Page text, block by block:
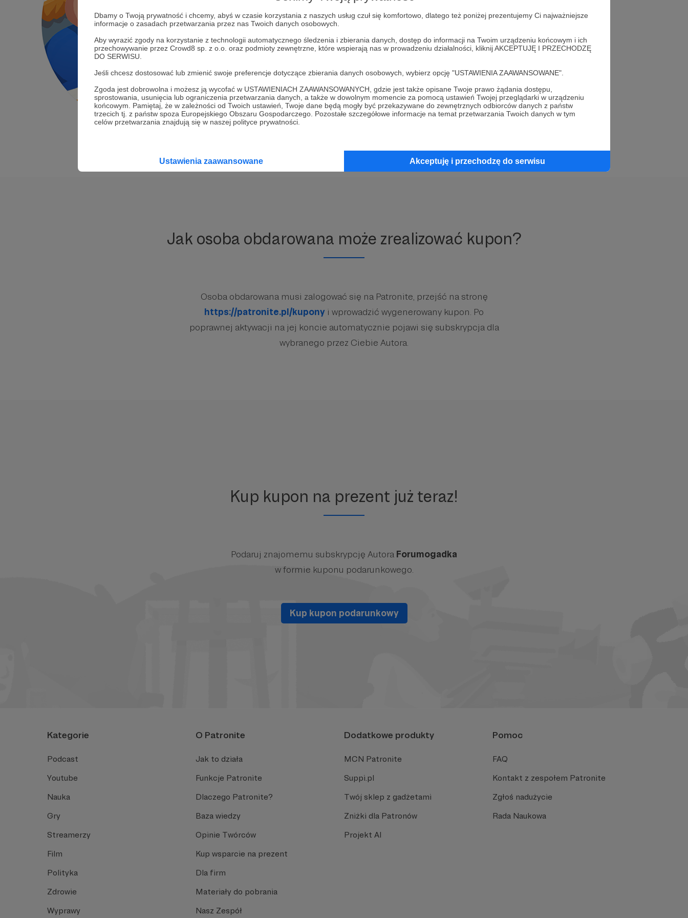
Dbamy o Twoją prywatność i chcemy, abyś w czasie korzystania z naszych usług czuł się komfortowo, dlatego też poniżej prezentujemy Ci najważniejsze
informacje o zasadach przetwarzania przez nas Twoich danych osobowych.
Aby wyrazić zgody na korzystanie z technologii automatycznego śledzenia i zbierania danych, dostęp do informacji na Twoim urządzeniu końcowym i ich
przechowywanie przez Crowd8 sp. z o.o. oraz podmioty zewnętrzne, które wspierają nas w prowadzeniu działalności, kliknij AKCEPTUJĘ I PRZECHODZĘ
DO SERWISU.
Jeśli chcesz dostosować lub zmienić swoje preferencje dotyczące zbierania danych osobowych, wybierz opcję "USTAWIENIA ZAAWANSOWANE".
Zgoda jest dobrowolna i możesz ją wycofać w USTAWIENIACH ZAAWANSOWANYCH, gdzie jest także opisane Twoje prawo żądania dostępu,
sprostowania, usunięcia lub ograniczenia przetwarzania danych, a także w dowolnym momencie za pomocą ustawień Twojej przeglądarki w urządzeniu
końcowym. Pamiętaj, że w zależności od Twoich ustawień, Twoje dane będą mogły być przekazywane do zewnętrznych odbiorców danych z państw
trzecich tj. z państw spoza Europejskiego Obszaru Gospodarczego. Pozostałe szczegółowe informacje na temat przetwarzania Twoich danych w tym
celów przetwarzania znajdują się w naszej polityce prywatności.
Ustawienia zaawansowane Akceptuję i przechodzę do serwisu
Kup kupon podarunkowy
2 Opłać wsparcie za pomocą przelewu.
3 Prześlij wygenerowany kupon do swojego znajomego!
Jak osoba obdarowana może zrealizować kupon?
Osoba obdarowana musi zalogować się na Patronite, przejść na stronę
https://patronite.pl/kupony i wprowadzić wygenerowany kupon. Po
poprawnej aktywacji na jej koncie automatycznie pojawi się subskrypcja dla
wybranego przez Ciebie Autora.
Kup kupon na prezent już teraz!
Podaruj znajomemu subskrypcję Autora Forumogadka
w formie kuponu podarunkowego.
Kup kupon podarunkowy
Kategorie
Podcast
Youtube
Nauka
Gry
Streamerzy
Film
Polityka
Zdrowie
Wyprawy
O Patronite
Jak to działa
Funkcje Patronite
Dlaczego Patronite?
Baza wiedzy
Opinie Twórców
Kup wsparcie na prezent
Dla firm
Materiały do pobrania
Nasz Zespół
Dodatkowe produkty
MCN Patronite
Suppi.pl
Twój sklep z gadżetami
Zniżki dla Patronów
Projekt AI
Pomoc
FAQ
Kontakt z zespołem Patronite
Zgłoś nadużycie
Rada Naukowa